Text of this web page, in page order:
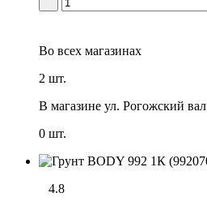
Во всех магазинах
2 шт.
В магазине ул. Рогожский вал
0 шт.
4.8